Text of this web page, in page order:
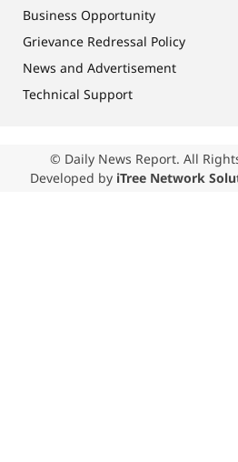
Business Opportunity
Grievance Redressal Policy
News and Advertisement
Technical Support
© Daily News Report. All
Developed by iTree Network